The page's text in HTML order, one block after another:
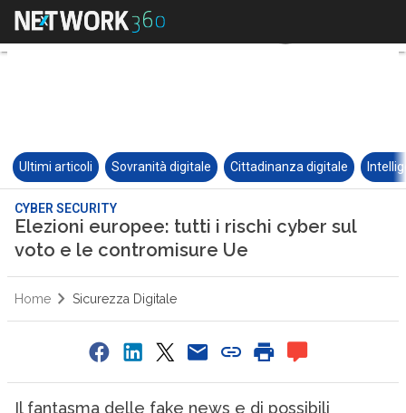
Ultimi articoli Sovranità digitale Cittadinanza digitale
CYBER SECURITY
Elezioni europee: tutti i rischi cyber sul
voto e le contromisure Ue
Home Sicurezza Digitale
Il fantasma delle fake news e di possibili